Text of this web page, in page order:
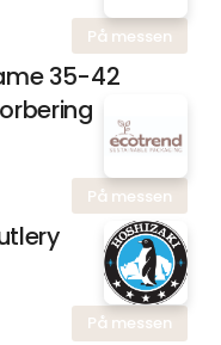
På messen
35-42
På messen
På messen